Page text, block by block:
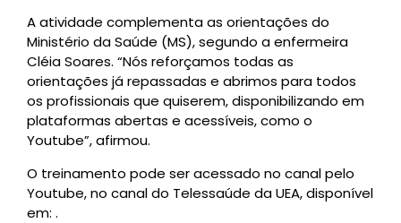
A atividade complementa as orientações do
Ministério da Saúde (MS), segundo a enfermeira
Cléia Soares. “Nós reforçamos todas as
orientações já repassadas e abrimos para todos
os profissionais que quiserem, disponibilizando em
plataformas abertas e acessíveis, como o
Youtube”, afirmou.
O treinamento pode ser acessado no canal pelo
Youtube, no canal do Telessaúde da UEA, disponível
em: .